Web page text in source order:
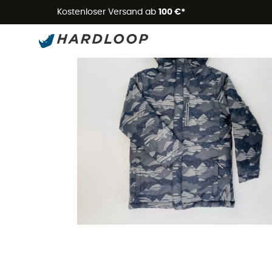
Kostenloser Versand ab 100 €*